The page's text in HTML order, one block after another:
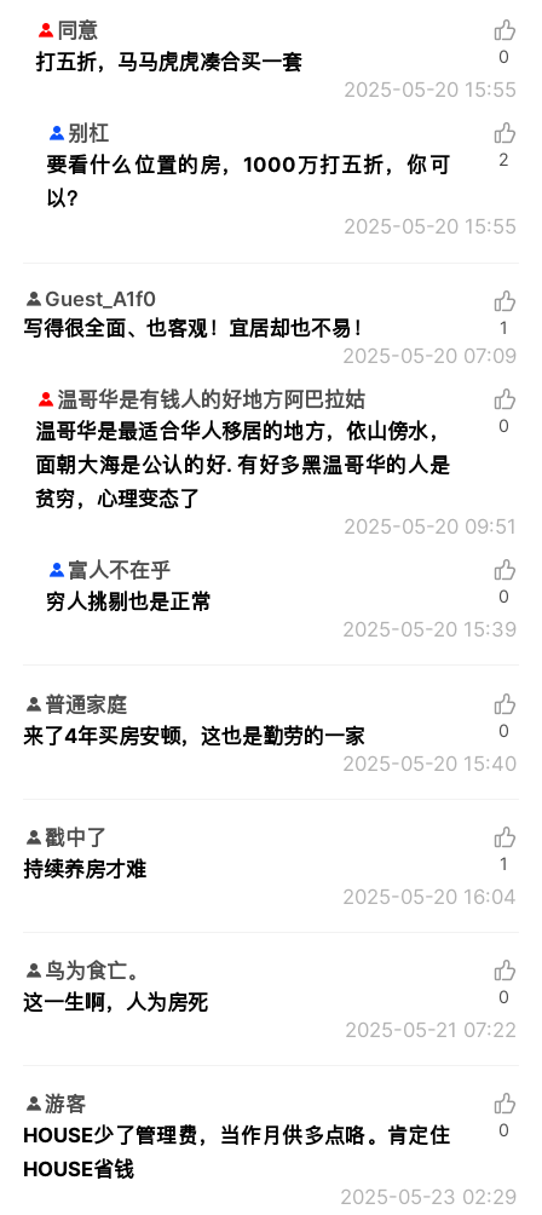
同意
打五折，马马虎虎凑合买一套
2025-05-20 15:55
0
别杠
要看什么位置的房，1000万打五折，你可
以？
2025-05-20 15:55
2
Guest_A1f0
写得很全面、也客观！宜居却也不易！
2025-05-20 07:09
1
温哥华是有钱人的好地方阿巴拉姑
温哥华是最适合华人移居的地方，依山傍水，
面朝大海是公认的好. 有好多黑温哥华的人是
贫穷，心理变态了
2025-05-20 09:51
0
富人不在乎
穷人挑剔也是正常
2025-05-20 15:39
0
普通家庭
来了4年买房安顿，这也是勤劳的一家
2025-05-20 15:40
0
戳中了
持续养房才难
2025-05-20 16:04
1
鸟为食亡。
这一生啊，人为房死
2025-05-21 07:22
0
游客
HOUSE少了管理费，当作月供多点咯。肯定住
HOUSE省钱
2025-05-23 02:29
0